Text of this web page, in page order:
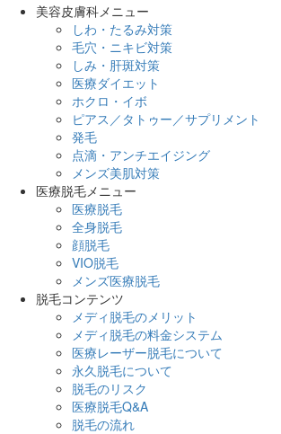
美容皮膚科メニュー
しわ・たるみ対策
毛穴・ニキビ対策
しみ・肝斑対策
医療ダイエット
ホクロ・イボ
ピアス／タトゥー／サプリメント
発毛
点滴・アンチエイジング
メンズ美肌対策
医療脱毛メニュー
医療脱毛
全身脱毛
顔脱毛
VIO脱毛
メンズ医療脱毛
脱毛コンテンツ
メディ脱毛のメリット
メディ脱毛の料金システム
医療レーザー脱毛について
永久脱毛について
脱毛のリスク
医療脱毛Q&A
脱毛の流れ